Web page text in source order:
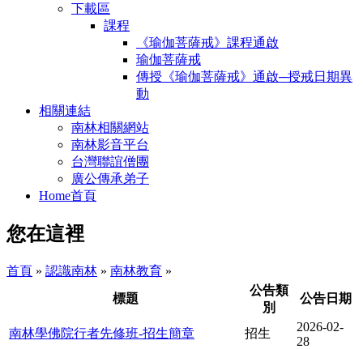
下載區
課程
《瑜伽菩薩戒》課程通啟
瑜伽菩薩戒
傳授《瑜伽菩薩戒》通啟─授戒日期異
動
相關連結
南林相關網站
南林影音平台
台灣聯誼僧團
廣公傳承弟子
Home首頁
您在這裡
首頁 » 認識南林 » 南林教育 »
標題
公告類
別
公告日期
南林學佛院行者先修班-招生簡章 招生
2026-02-
28